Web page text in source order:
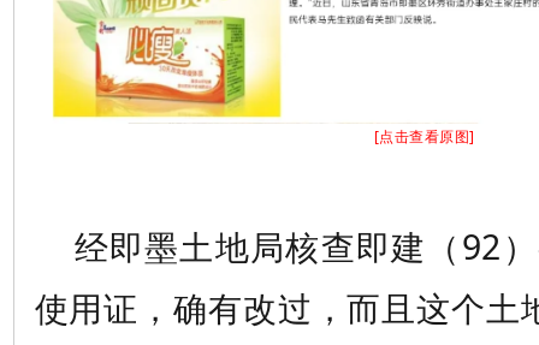
[点击查看原图]
经即墨土地局核查即建（92
使用证，确有改过，而且这个土